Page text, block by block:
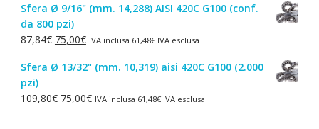
originale
era:
1,50€.
attuale
è:
1,00€.
Sfera Ø 9/16" (mm. 14,288) AISI 420C G100 (conf.
da 800 pzi)
87,84€ Il
originale
87,84€.
75,00€Il
attuale
75,00€.
IVA inclusa 61,48€IVA esclusa
Sfera Ø 13/32" (mm. 10,319) aisi 420C G100 (2.000
pzi)
109,80€ Il
75,00€IlIVA inclusa 61,48€IVA esclusa